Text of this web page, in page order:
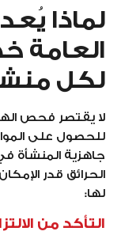
لماذا
العامة
لكل
لا يقتصر فحص
للحصول على
جاهزية المنشأة
الحرائق قدر
لها:
التأكد من